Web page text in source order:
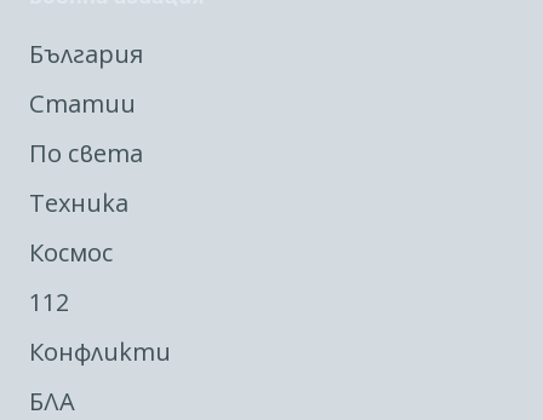
България
Статии
По света
Техника
Космос
112
Конфликти
БЛА